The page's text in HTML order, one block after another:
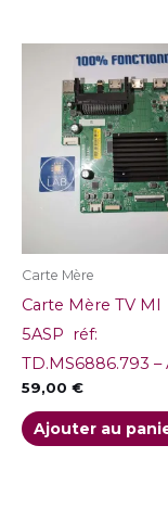
Carte Mère
Carte Mère TV
5ASP réf:
TD.MS6886.793 –
59,00 €
Ajouter au